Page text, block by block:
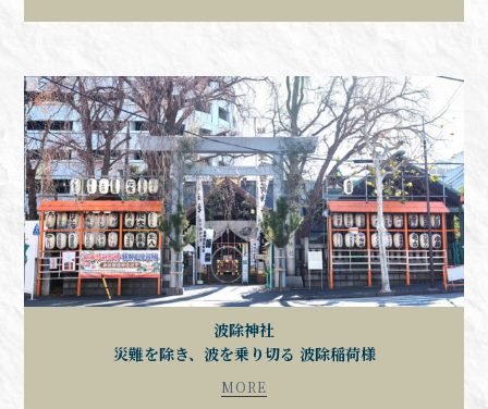
波除神社
災難を除き、波を乗り切る 波除稲荷様
MORE